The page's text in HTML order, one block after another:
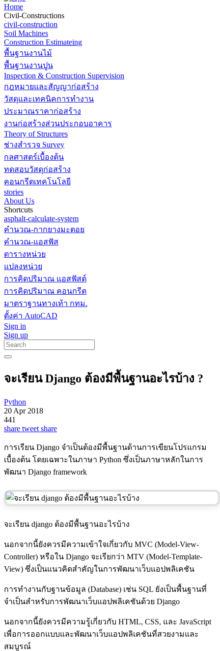
Home
Civil-Constructions
civil-construction
Soil Machines
Construction Estimateing
พื้นฐานงานไม้
พื้นฐานงานปูน
Inspection & Construction Supervision
กฎหมายและสัญญาก่อสร้าง
วัสดุและเทคนิคการทำงาน
ประมาณราคาก่อสร้าง
งานก่อสร้างส่วนประกอบอาคาร
Theory of Structures
ช่างสำรวจ Survey
กลศาสตร์เบื้องต้น
ทดสอบวัสดุก่อสร้าง
คอนกรีตเทคโนโลยี
stories
About Us
Shortcuts
asphalt-calculate-system
คำนวณ-กากยางมะตอย
คำนวณ-แอสฟัส
ตารางหน่วย
แปลงหน่วย
การคิดปริมาณ แอสฟัสต์
การคิดปริมาณ คอนกรีต
มาตราฐานทางเท้า กทม.
ตั้งค่า AutoCAD
Sign in
Sign up
จะเรียน Django ต้องมีพื้นฐานอะไรบ้าง ?
Python
20 Apr 2018
441
share tweet share
การเรียน Django จำเป็นต้องมีพื้นฐานด้านการเขียนโปรแกรม
เบื้องต้น โดยเฉพาะในภาษา Python ซึ่งเป็นภาษาหลักในการ
พัฒนา Django framework
จะเรียน django ต้องมีพื้นฐานอะไรบ้าง
นอกจากนี้ยังควรมีความเข้าใจเกี่ยวกับ MVC (Model-View-
Controller) หรือใน Django จะเรียกว่า MTV (Model-Template-
View) ซึ่งเป็นแนวคิดสำคัญในการพัฒนาเว็บแอปพลิเคชัน
การทำงานกับฐานข้อมูล (Database) เช่น SQL ยังเป็นพื้นฐานที่
จำเป็นสำหรับการพัฒนาเว็บแอปพลิเคชันด้วย Django
นอกจากนี้ยังควรมีความรู้เกี่ยวกับ HTML, CSS, และ JavaScript
เพื่อการออกแบบและพัฒนาเว็บแอปพลิเคชันที่สวยงามและ
สมบูรณ์